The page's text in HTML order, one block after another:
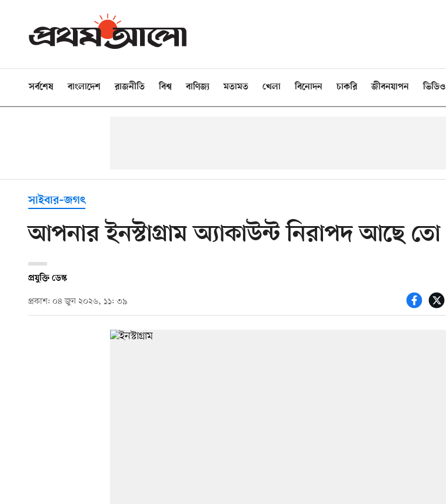
সর্বশেষ বাংলাদেশ রাজনীতি বিশ্ব বাণিজ্য মতামত খেলা বিনোদন চাকরি জীবনযাপন ভিডিও
সাইবার–জগৎ
আপনার ইনস্টাগ্রাম অ্যাকাউন্ট নিরাপদ আছে তো
প্রযুক্তি ডেস্ক
প্রকাশ: ০৪ জুন ২০২৬, ১১: ৩৯